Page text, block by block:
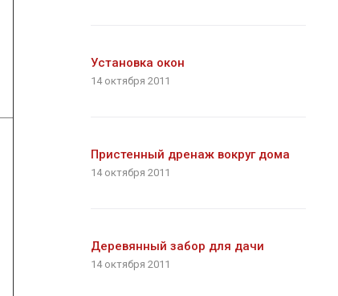
Установка окон
14 октября 2011
Пристенный дренаж вокруг дома
14 октября 2011
Деревянный забор для дачи
14 октября 2011